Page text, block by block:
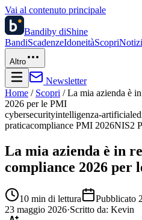
Vai al contenuto principale
Bandiby diShine
BandiScadenzeIdoneitàScopri
Altro
Newsletter
Home / Scopri / La mia azienda è
2026 per le PMI
cybersecurityintelligenza-artificiale
praticacompliance PMI 2026NIS2
La mia azienda è in
compliance 2026 per
10 min di lettura Pubblicato
23 maggio 2026·Scritto da: Kevin